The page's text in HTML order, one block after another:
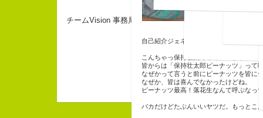
チームVision 事務局長
自己紹介ジェネレーターというサイトが
こんちゃっ保持壮太郎っていいます。
皆からは「保持壮太郎ピーナッツ」って
なぜかって言うと前にピーナッツを皆に
なぜか、皆は喜んでなかったけどね。
ピーナッツ最高！落花生なんて呼ぶなっ
バカだけどたぶんいいヤツだ。もっとこ